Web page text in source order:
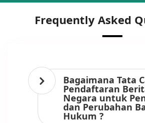
Frequently Asked
Bagaimana Tata
Pendaftaran
Negara untuk
dan Perubahan
Hukum ?